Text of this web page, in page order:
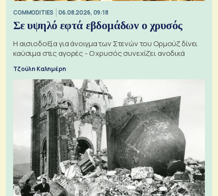
COMMODITIES 06.08.2026, 09:18
Σε υψηλό εφτά εβδομάδων ο χρυσός
Η αισιοδοξία για άνοιγμα των Στενών του Ορμούζ δίνει
καύσιμα στις αγορές - Ο χρυσός συνεχίζει ανοδικά
Τζούλη Καλημέρη